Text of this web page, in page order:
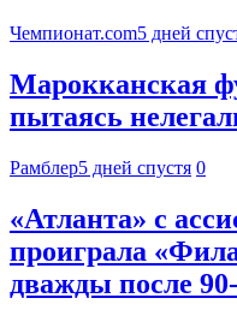
Чемпионат.com5 дней
Марокканская
пытаясь
Рамблер5 дней спустя 0
«Атланта» с
проиграла
дважды после